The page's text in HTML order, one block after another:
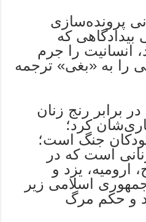
پرونده‌سازی
بیدادگاهی که
انسانیت را جرم
را به «بغی» ترجمه
برابر رنج زنان
کرد؛
جنگ است؛
است که در
ارومیه، یزد و
اسلامی زیر
و حکم مرگ